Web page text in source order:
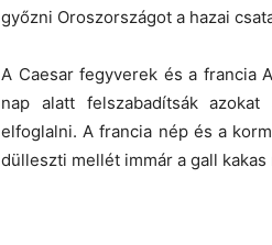
győzni Oroszországot a hazai
A Caesar fegyverek és a francia
nap alatt felszabadítsák
elfoglalni.A francia nép és a
dülleszti mellét immár a gall